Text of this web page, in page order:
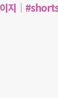
이지｜